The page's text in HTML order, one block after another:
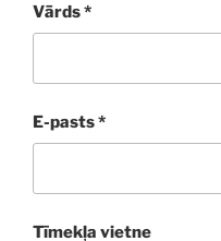
Vārds*
E-pasts*
Tīmekļa vietne